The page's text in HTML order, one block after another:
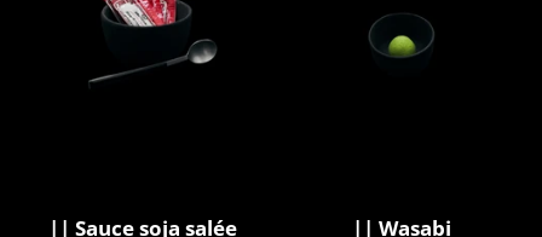
|| Sauce soja salée || Wasabi